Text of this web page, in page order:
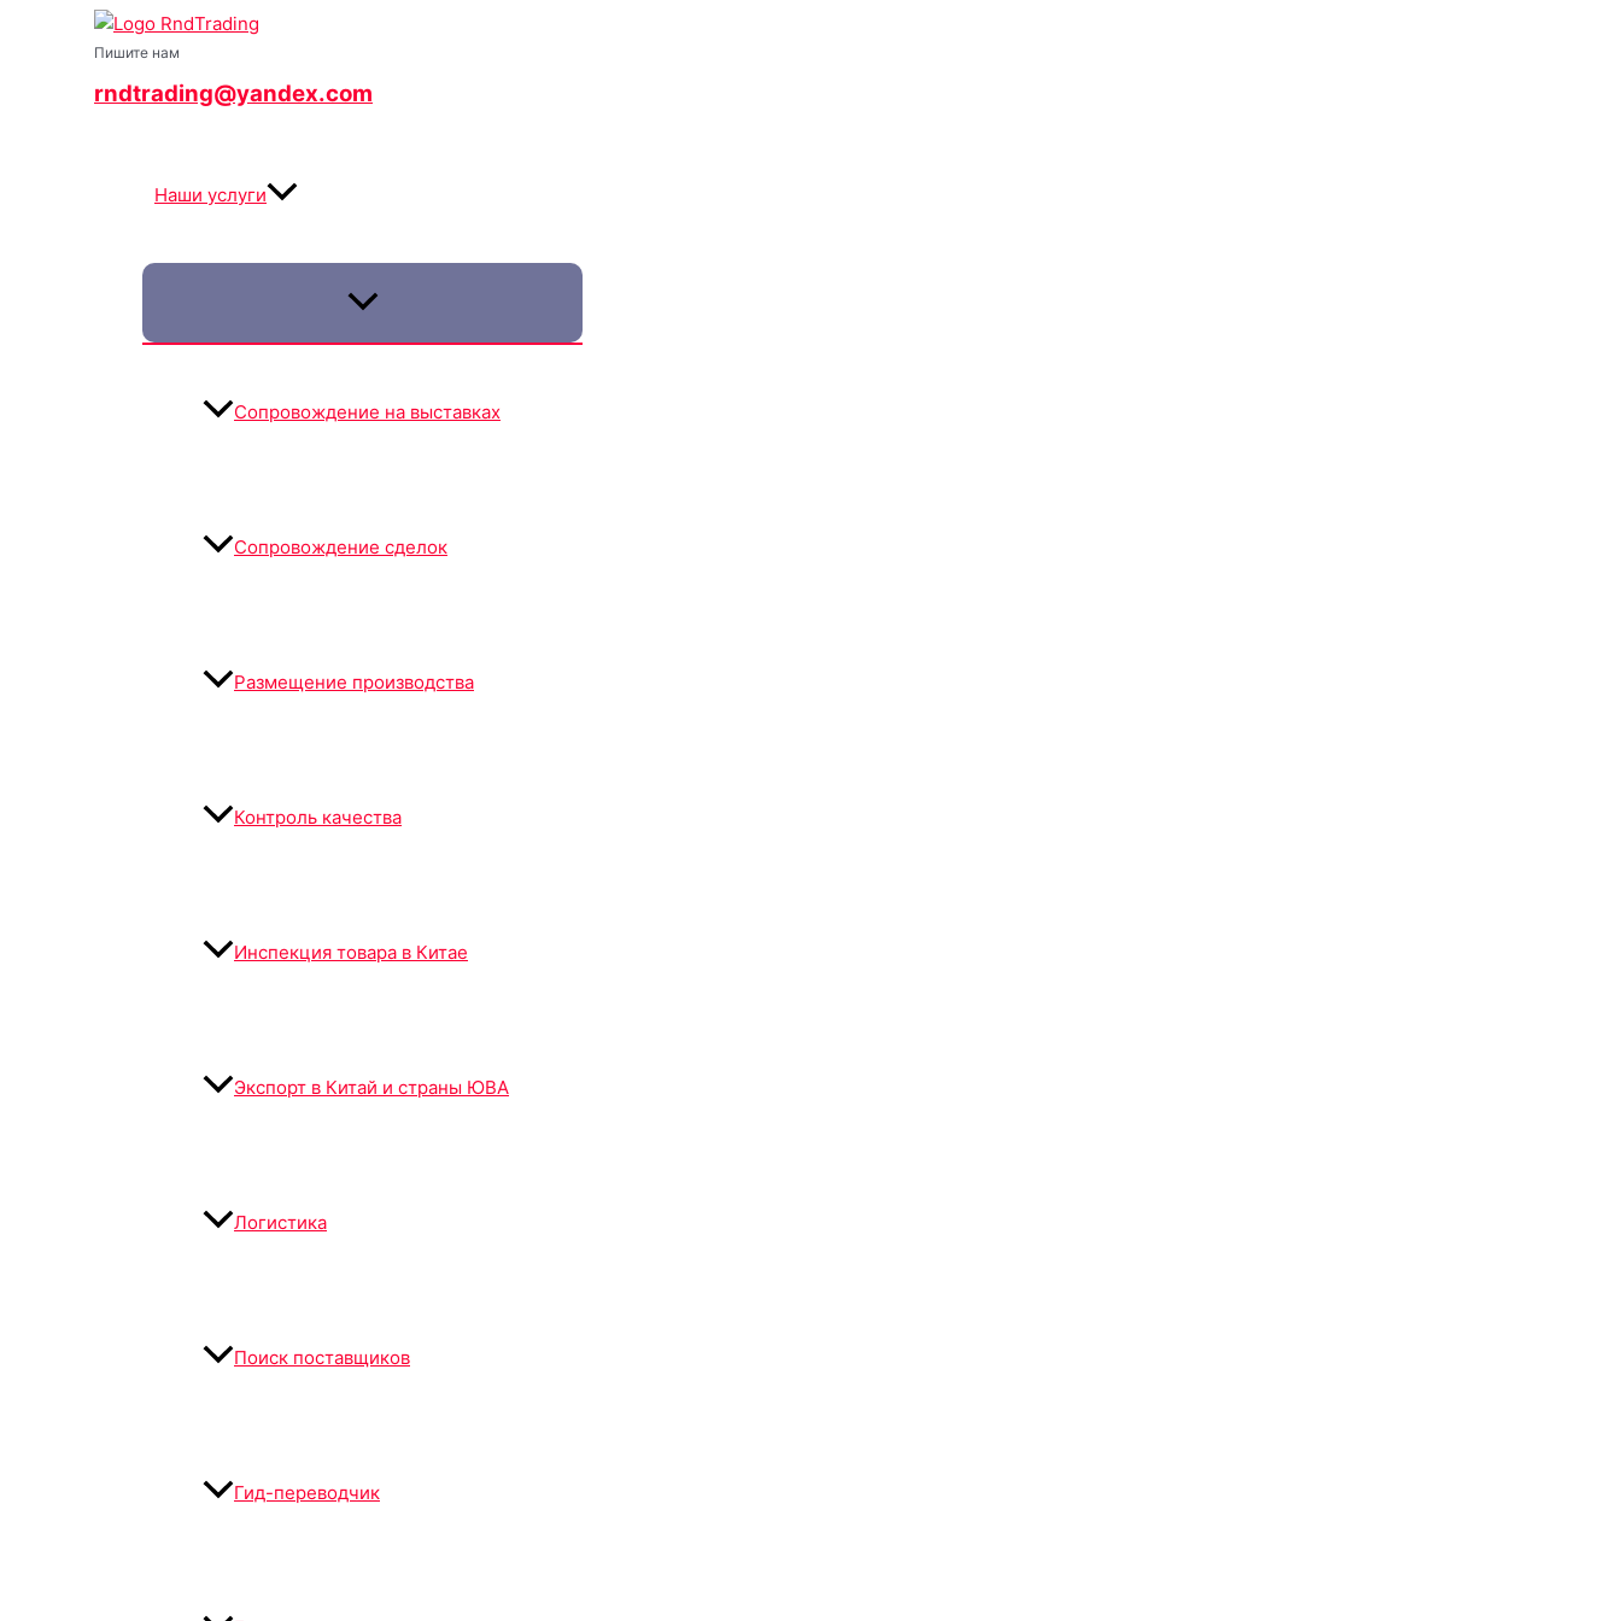
Пишите нам
rndtrading@yandex.com
Наши услуги
Сопровождение на выставках
Сопровождение сделок
Размещение производства
Контроль качества
Инспекция товара в Китае
Экспорт в Китай и страны ЮВА
Логистика
Поиск поставщиков
Гид-переводчик